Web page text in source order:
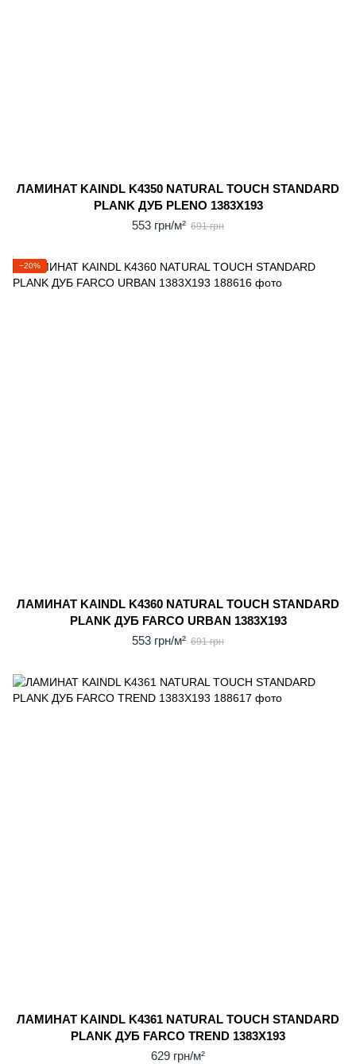
ЛАМИНАТ KAINDL K4350 NATURAL TOUCH STANDARD
PLANK ДУБ PLENO 1383X193
553 грн/м² 691 грн
−20%
ЛАМИНАТ KAINDL K4360 NATURAL TOUCH STANDARD
PLANK ДУБ FARCO URBAN 1383X193
553 грн/м² 691 грн
ЛАМИНАТ KAINDL K4361 NATURAL TOUCH STANDARD
PLANK ДУБ FARCO TREND 1383X193
629 грн/м²